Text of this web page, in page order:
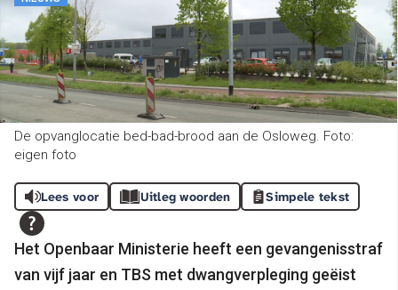
De opvanglocatie bed-bad-brood aan de Osloweg. Foto:
eigen foto
Lees voor Uitleg woorden Simpele tekst
Het Openbaar Ministerie heeft een gevangenisstraf
van vijf jaar en TBS met dwangverpleging geëist